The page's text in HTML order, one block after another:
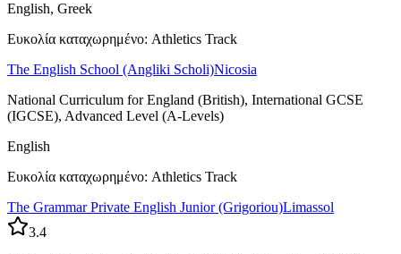
English, Greek
Ευκολία καταχωρημένο: Athletics Track
The English School (Angliki Scholi)Nicosia
National Curriculum for England (British), International GCSE
(IGCSE), Advanced Level (A-Levels)
English
Ευκολία καταχωρημένο: Athletics Track
The Grammar Private English Junior (Grigoriou)Limassol
3.4